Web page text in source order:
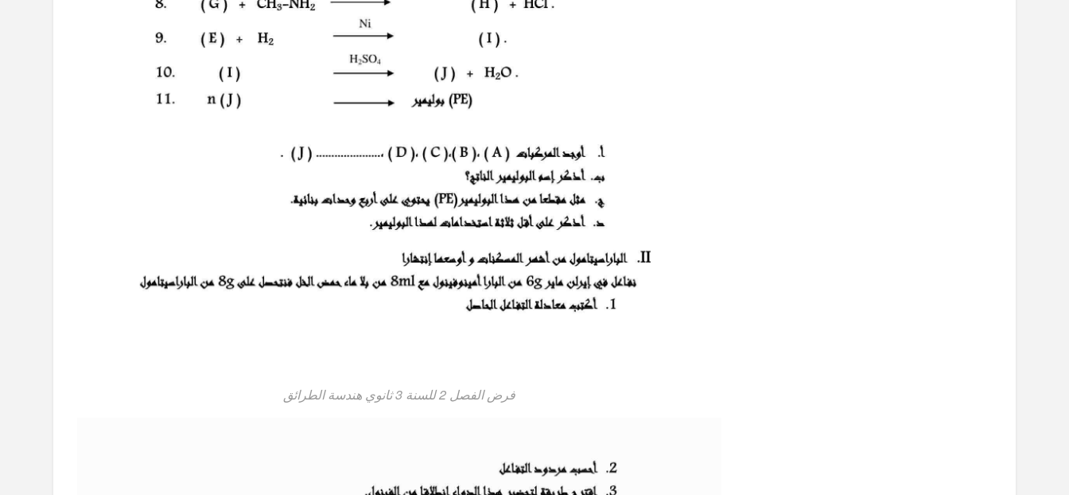
فرض الفصل 2 للسنة 3 ثانوي هندسة الطرائق